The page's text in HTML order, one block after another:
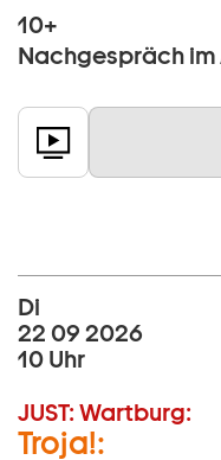
10+
Nachgespräch im
Di
22 09 2026
10 Uhr
JUST: Wartburg:
Troja!: